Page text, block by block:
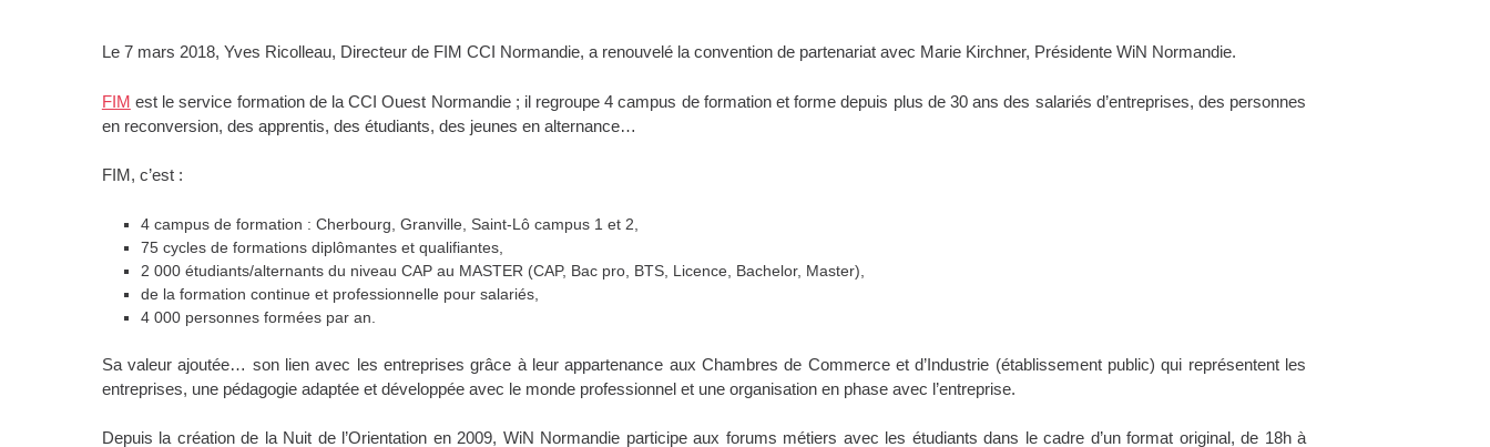
Le 7 mars 2018, Yves Ricolleau, Directeur de FIM CCI Normandie, a renouvelé la convention de partenariat avec Marie Kirchner, Présidente WiN Normandie.
FIM est le service formation de la CCI Ouest Normandie ; il regroupe 4 campus de formation et forme depuis plus de 30 ans des salariés d’entreprises, des personnes
en reconversion, des apprentis, des étudiants, des jeunes en alternance…
FIM, c’est :
4 campus de formation : Cherbourg, Granville, Saint-Lô campus 1 et 2,
75 cycles de formations diplômantes et qualifiantes,
2 000 étudiants/alternants du niveau CAP au MASTER (CAP, Bac pro, BTS, Licence, Bachelor, Master),
de la formation continue et professionnelle pour salariés,
4 000 personnes formées par an.
Sa valeur ajoutée… son lien avec les entreprises grâce à leur appartenance aux Chambres de Commerce et d’Industrie (établissement public) qui représentent les
entreprises, une pédagogie adaptée et développée avec le monde professionnel et une organisation en phase avec l’entreprise.
Depuis la création de la Nuit de l’Orientation en 2009, WiN Normandie participe aux forums métiers avec les étudiants dans le cadre d’un format original, de 18h à